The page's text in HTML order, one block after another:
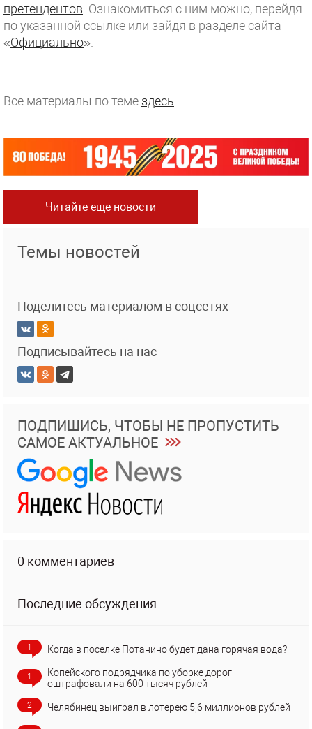
претендентов . Ознакомиться с ним можно, перейдя
по указанной ссылке или зайдя в разделе сайта
«Официально».
Все материалы по теме здесь
Читайте еще новости
Темы новостей
Поделитесь материалом в соцсетях
Подписывайтесь на нас
ПОДПИШИСЬ, ЧТОБЫ НЕ ПРОПУСТИТЬ
САМОЕ АКТУАЛЬНОЕ
0 комментариев
Последние обсуждения
1 Когда в поселке Потанино будет дана горячая вода?
1
Копейского подрядчика по уборке дорог
оштрафовали на 600 тысяч рублей
2 Челябинец выиграл в лотерею 5,6 миллионов рублей